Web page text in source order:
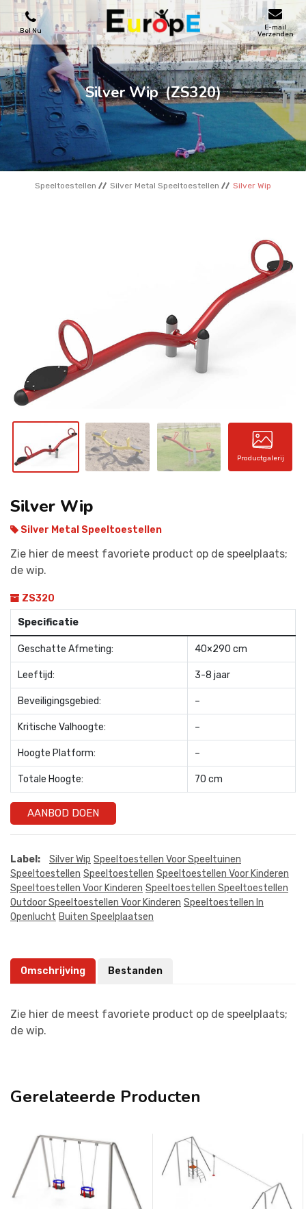
Bel Nu
E-mail
Verzenden
SPEELTOESTELLEN
SKATEPARKS
HOUTEN HUIZENS
STADSMEUBILAIRS
Silver Wip (ZS320)
Speeltoestellen Silver Metal Speeltoestellen Silver Wip
Productgalerij
Silver Wip
Silver Metal Speeltoestellen
Zie hier de meest favoriete product op de speelplaats;
de wip.
ZS320
Specificatie
Geschatte Afmeting: 40×290 cm
Leeftijd: 3-8 jaar
Beveiligingsgebied: –
Kritische Valhoogte: –
Hoogte Platform: –
Totale Hoogte: 70 cm
AANBOD DOEN
Label: Silver Wip Speeltoestellen Voor Speeltuinen
Speeltoestellen Speeltoestellen Speeltoestellen Voor Kinderen
Speeltoestellen Voor Kinderen Speeltoestellen Speeltoestellen
Outdoor Speeltoestellen Voor Kinderen Speeltoestellen In
Openlucht Buiten Speelplaatsen
Omschrijving Bestanden
Zie hier de meest favoriete product op de speelplaats;
de wip.
Gerelateerde Producten